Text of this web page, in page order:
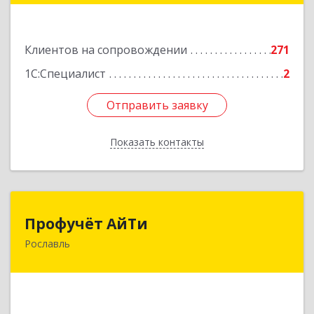
Клиентов на сопровождении
271
1С:Специалист
2
Отправить заявку
Показать контакты
Отправить заявку
Назад
Профучёт АйТи
Рославль216500, Смоленская обл, Рославльский р-н,